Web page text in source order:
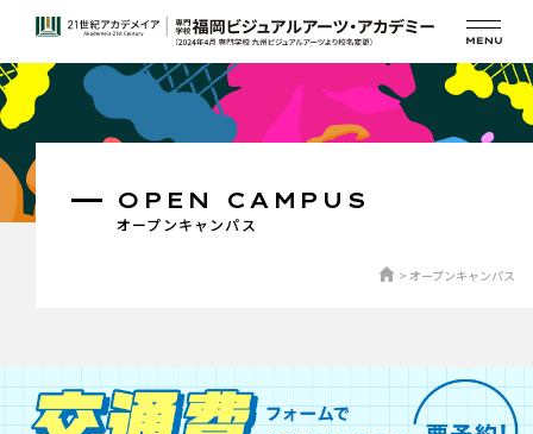
オープンキャンパス
OPEN CAMPUS
オープンキャンパス